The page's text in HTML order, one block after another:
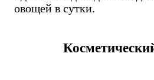
овощей в сутки.